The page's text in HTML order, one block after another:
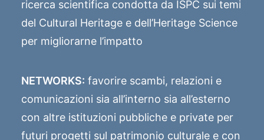
ricerca scientifica condotta da ISPC sui temi
del Cultural Heritage e dell’Heritage Science
per migliorarne l’impatto
NETWORKS: favorire scambi, relazioni e
comunicazioni sia all’interno sia all’esterno
con altre istituzioni pubbliche e private per
futuri progetti sul patrimonio culturale e con